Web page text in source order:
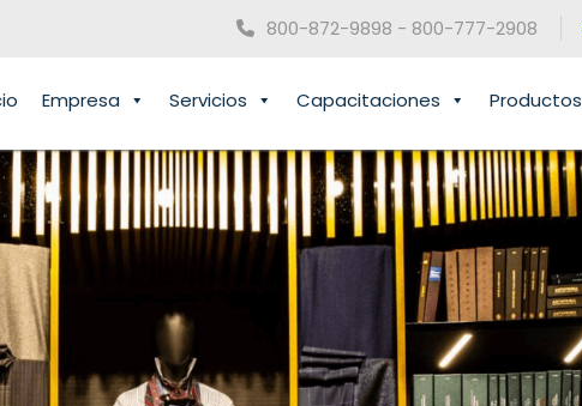
800-872-9898 - 800-777-2908
Empresa Servicios Capacitaciones Productos